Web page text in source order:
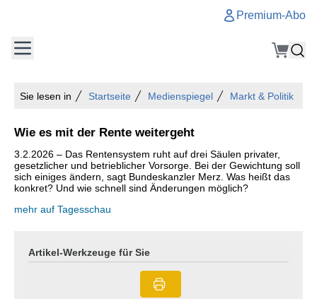
Premium-Abo
Sie lesen in Startseite Medienspiegel Markt & Politik
Wie es mit der Rente weitergeht
3.2.2026 – Das Rentensystem ruht auf drei Säulen privater,
gesetzlicher und betrieblicher Vorsorge. Bei der Gewichtung soll
sich einiges ändern, sagt Bundeskanzler Merz. Was heißt das
konkret? Und wie schnell sind Änderungen möglich?
mehr auf Tagesschau
Artikel-Werkzeuge für Sie